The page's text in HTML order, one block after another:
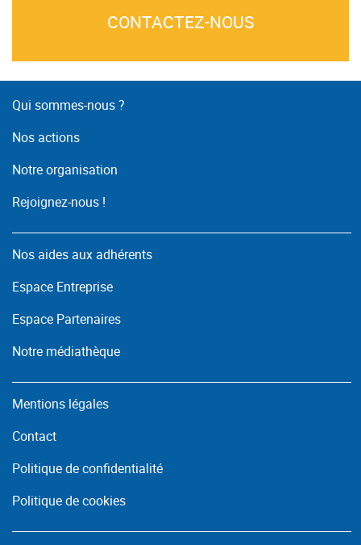
CONTACTEZ-NOUS
Qui sommes-nous ?
Nos actions
Notre organisation
Rejoignez-nous !
Nos aides aux adhérents
Espace Entreprise
Espace Partenaires
Notre médiathèque
Mentions légales
Contact
Politique de confidentialité
Politique de cookies